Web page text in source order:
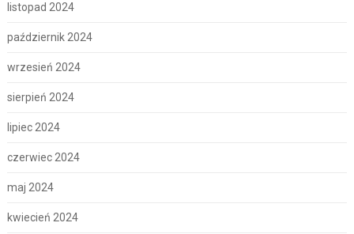
listopad 2024
październik 2024
wrzesień 2024
sierpień 2024
lipiec 2024
czerwiec 2024
maj 2024
kwiecień 2024